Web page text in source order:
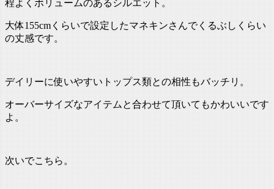
程よくボリュームのあるシルエット。
大体155cmくらいで設定したマネキンさんでくるぶしくらい
の丈感です。
デイリーに使いやすいトップス類との相性もバッチリ。
オーバーサイズなアイテムと合わせて頂いてもかわいいです
よ。
次いでこちら。